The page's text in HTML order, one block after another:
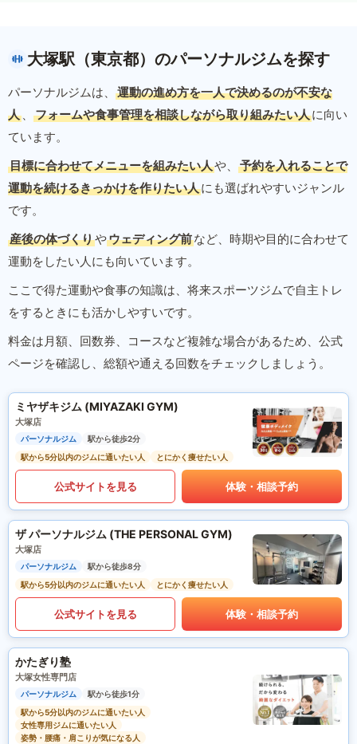
大塚駅（東京都）のパーソナルジムを探す
パーソナルジムは、
運動の進め方を一人で決めるのが不安な
人 、 フォームや食事管理を相談しながら取り組みたい人に向い
ています。
目標に合わせてメニューを組みたい人や、
予約を入れることで
運動を続けるきっかけを作りたい人にも選ばれやすいジャンル
です。
産後の体づくりやウェディング前など、時期や目的に合わせて
運動をしたい人にも向いています。
ここで得た運動や食事の知識は、将来スポーツジムで自主トレ
をするときにも活かしやすいです。
料金は月額、回数券、コースなど複雑な場合があるため、公式
ページを確認し、総額や通える回数をチェックしましょう。
ミヤザキジム (MIYAZAKI GYM)
大塚店
パーソナルジム
駅から徒歩2分
駅から5分以内のジムに通いたい人
とにかく痩せたい人
公式サイトを見る 体験・相談予約
ザ パーソナルジム (THE PERSONAL GYM)
大塚店
パーソナルジム
駅から徒歩8分
駅から5分以内のジムに通いたい人
とにかく痩せたい人
公式サイトを見る 体験・相談予約
かたぎり塾
大塚女性専門店
パーソナルジム
駅から徒歩1分
駅から5分以内のジムに通いたい人
女性専用ジムに通いたい人
姿勢・腰痛・肩こりが気になる人